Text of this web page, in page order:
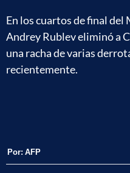
En los cuartos de final
Andrey Rublev eliminó a
una racha de varias
recientemente.
Por: AFP